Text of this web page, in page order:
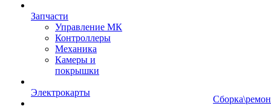
Запчасти
Управление МК
Контроллеры
Механика
Камеры и
покрышки
Электрокарты